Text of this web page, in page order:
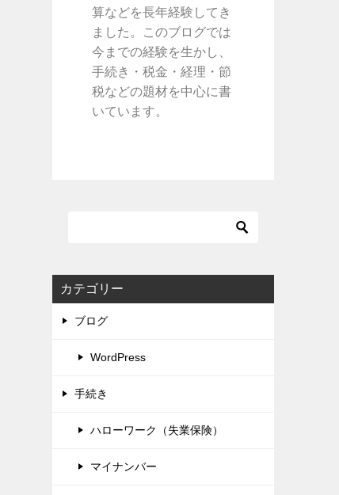
算などを長年経験してき
ました。このブログでは
今までの経験を生かし、
手続き・税金・経理・節
税などの題材を中心に書
いています。
カテゴリー
ブログ
WordPress
手続き
ハローワーク（失業保険）
マイナンバー